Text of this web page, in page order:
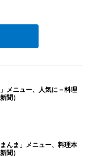
メニュー、人気に－料理
聞）
んま」メニュー、料理本
聞）